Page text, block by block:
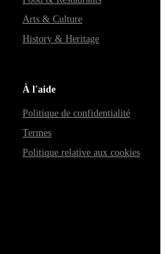
Arts & Culture
History & Heritage
À l'aide
Politique de confidentialité
Termes
Politique relative aux cookies